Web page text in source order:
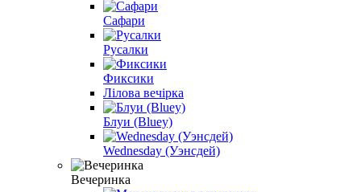
Сафари
Русалки
Фиксики
Лілова вечірка
Блуи (Bluey)
Wednesday (Уэнсдей)
Вечеринка